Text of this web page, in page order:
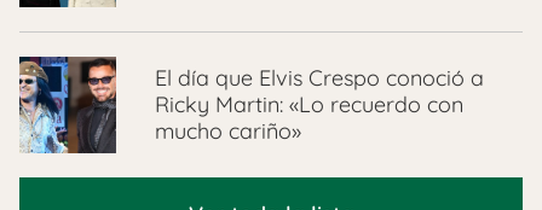
El día que Elvis Crespo conoció a
Ricky Martin: «Lo recuerdo con
mucho cariño»